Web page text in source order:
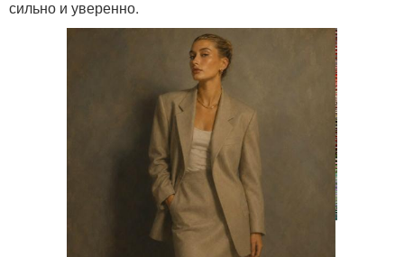
сильно и уверенно.